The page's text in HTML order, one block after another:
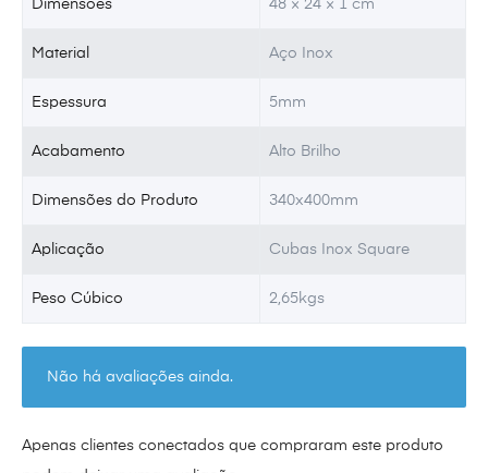
Dimensões 48 × 24 × 1 cm
Material Aço Inox
Espessura 5mm
Acabamento Alto Brilho
Dimensões do Produto 340x400mm
Aplicação Cubas Inox Square
Peso Cúbico 2,65kgs
Não há avaliações ainda.
Apenas clientes conectados que compraram este produto